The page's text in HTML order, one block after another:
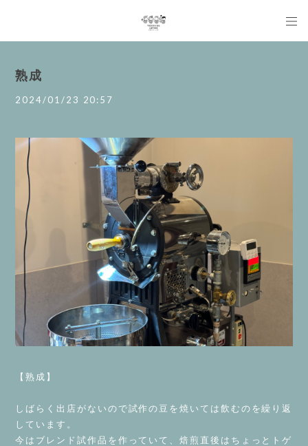
熟成
2024/01/23 20:57
【熟成】
しばらく出店がないので試作の豆を焼いては飲むのを繰り返
しています。
今はブレンド試作品を作っていて、焙煎直後はちょっとトゲ